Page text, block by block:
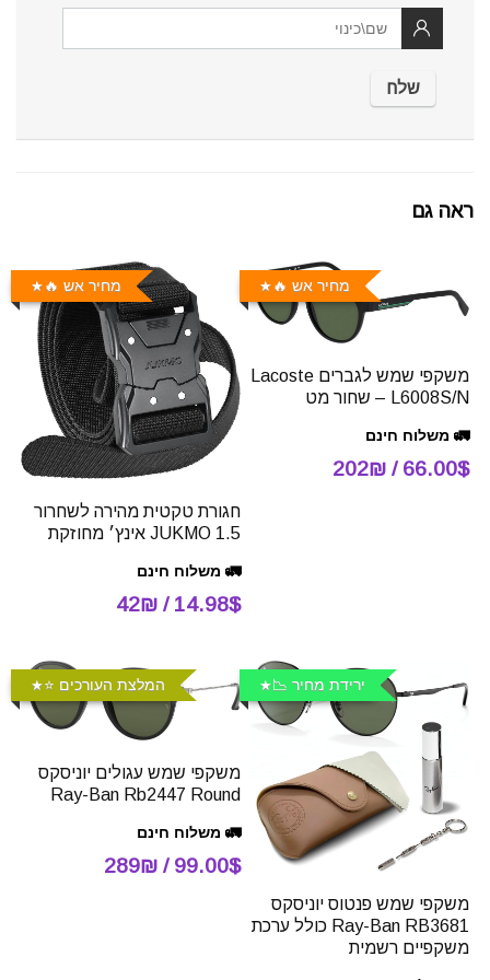
ראה גם
מחיר אש 🔥
משקפי שמש לגברים Lacoste
L6008S/N – שחור מט
🚛 משלוח חינם
66.00$ / 202₪
מחיר אש 🔥
חגורת טקטית מהירה לשחרור
JUKMO 1.5 אינץ׳ מחוזקת
🚛 משלוח חינם
14.98$ / 42₪
ירידת מחיר 📉
משקפי שמש פנטוס יוניסקס
Ray-Ban RB3681 כולל ערכת
משקפיים רשמית
המלצת העורכים ⭐️
משקפי שמש עגולים יוניסקס
Ray-Ban Rb2447 Round
🚛 משלוח חינם
99.00$ / 289₪